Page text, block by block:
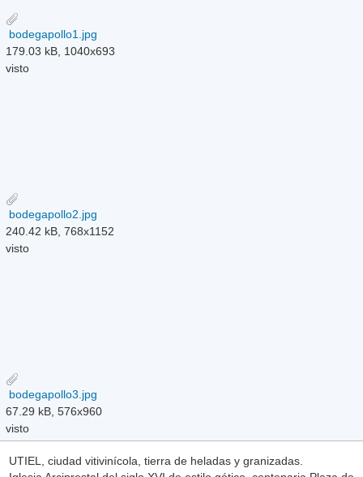
bodegapollo1.jpg
179.03 kB, 1040x693
visto
bodegapollo2.jpg
240.42 kB, 768x1152
visto
bodegapollo3.jpg
67.29 kB, 576x960
visto
UTIEL, ciudad vitivinícola, tierra de heladas y granizadas.